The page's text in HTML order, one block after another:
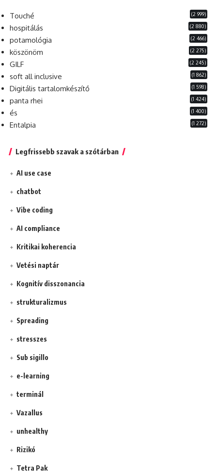
Touché (2 999)
hospitálás (2 880)
potamológia (2 466)
köszönöm (2 275)
GILF (2 245)
soft all inclusive (1 862)
Digitális tartalomkészítő (1 598)
panta rhei (1 424)
és (1 400)
Entalpia (1 272)
Legfrissebb szavak a szótárban
AI use case
chatbot
Vibe coding
AI compliance
Kritikai koherencia
Vetési naptár
Kognitív disszonancia
strukturalizmus
Spreading
stresszes
Sub sigillo
e-learning
terminál
Vazallus
unhealthy
Rizikó
Tetra Pak